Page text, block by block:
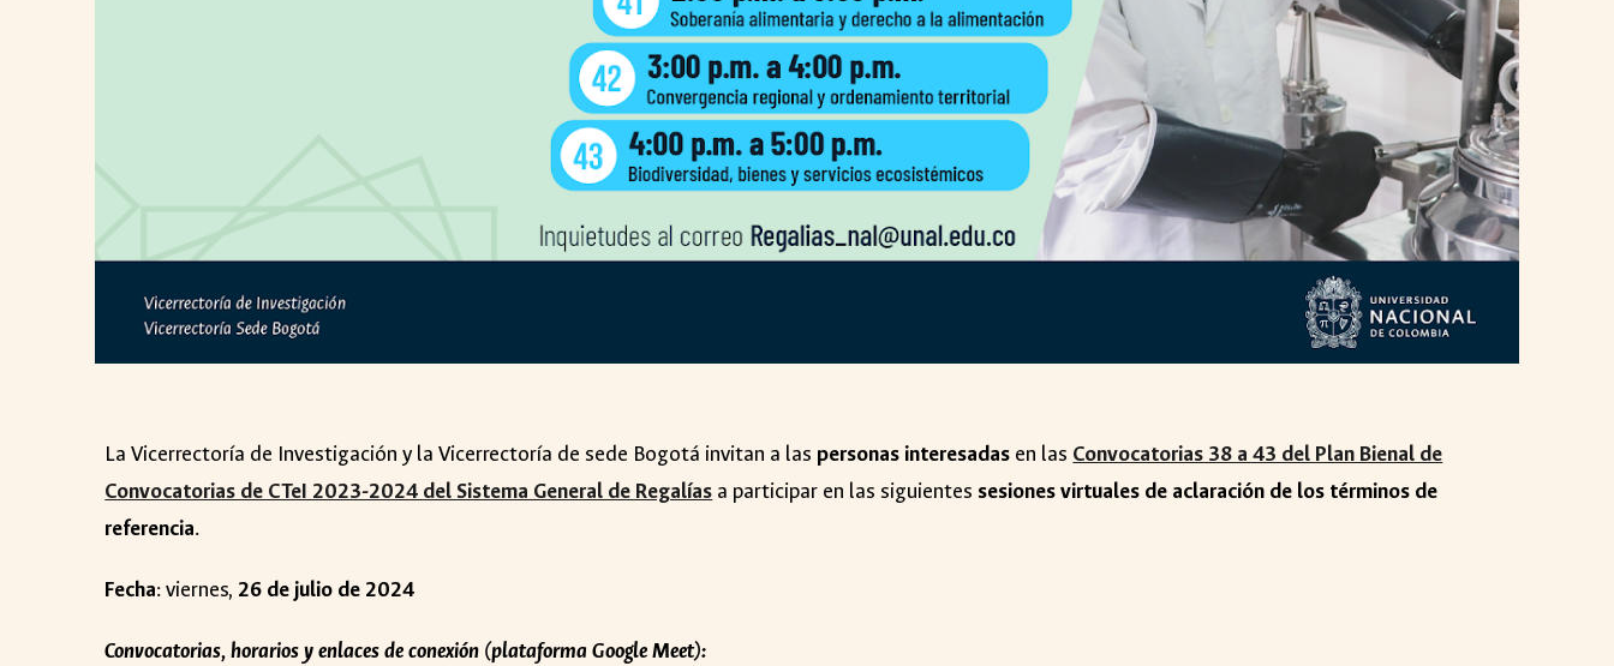
La Vicerrectoría de Investigación y la Vicerrectoría de sede Bogotá invitan a las personas interesadas en las Convocatorias 38 a 43 del Plan Bienal de
Convocatorias de CTeI 2023-2024 del Sistema General de Regalías a participar en las siguientes sesiones virtuales de aclaración de los términos de
referencia.
Fecha: viernes, 26 de julio de 2024
Convocatorias, horarios y enlaces de conexión (plataforma Google Meet):